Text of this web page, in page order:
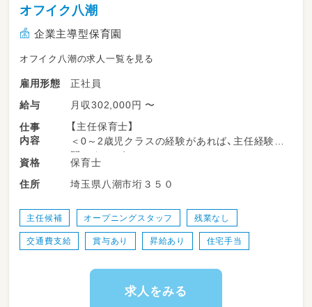
オフイク八潮
企業主導型保育園
オフイク八潮の求人一覧を見る
雇用形態
正社員
給与
月収302,000円 〜
仕事
内容
【主任保育士】
＜0～2歳児クラスの経験があれば、主任経験は
問いません！＞
正職員として、パート保育士のリーダー役をお
願いします。
・保育士への知識技術の指導
・保育のカリキュラム、指導計画などの作成補
助、確認
・お迎え、お見送りの対応
・午睡チェック
資格
保育士
住所
埼玉県八潮市垳３５０
主任候補 オープニングスタッフ 残業なし
交通費支給 賞与あり 昇給あり 住宅手当
求人をみる